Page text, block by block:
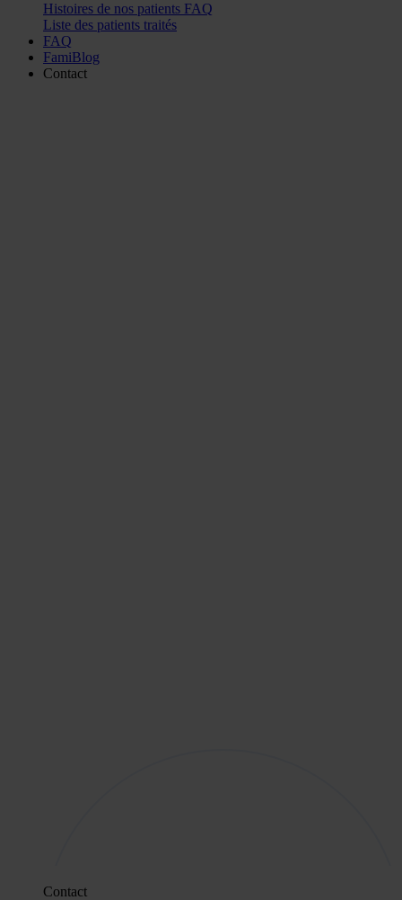
Histoires de nos patients FAQ
Liste des patients traités
FAQ
FamiBlog
Contact
Contact